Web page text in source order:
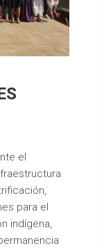
el
para el
indígena,